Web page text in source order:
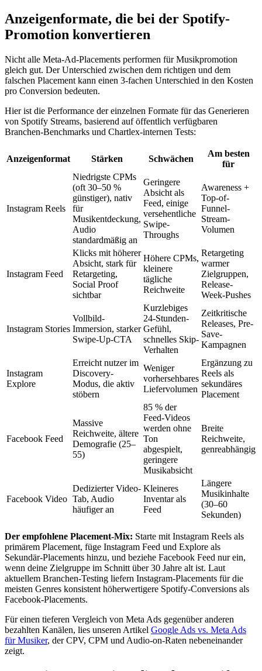
Anzeigenformate, die bei der Spotify-
Promotion konvertieren
Nicht alle Meta-Ad-Placements performen für Musikpromotion
gleich gut. Der Unterschied zwischen dem richtigen und dem
falschen Placement kann einen 3-fachen Unterschied in den Kosten
pro Conversion bedeuten.
Hier ist die Performance der einzelnen Formate für das Generieren
von Spotify Streams, basierend auf öffentlich verfügbaren
Branchen-Benchmarks und Chartlex-internen Tests:
Anzeigenformat Stärken Schwächen
Am besten
für
Instagram Reels
Niedrigste CPMs
(oft 30–50 %
günstiger), nativ
für
Musikentdeckung,
Audio
standardmäßig an
Geringere
Absicht als
Feed, einige
versehentliche
Swipe-
Throughs
Awareness +
Top-of-
Funnel-
Stream-
Volumen
Instagram Feed
Klicks mit höherer
Absicht, stark für
Retargeting,
Social Proof
sichtbar
Höhere CPMs,
kleinere
tägliche
Reichweite
Retargeting
warmer
Zielgruppen,
Release-
Week-Pushes
Instagram Stories
Vollbild-
Immersion, starker
Swipe-Up-CTA
Kurzlebiges
24-Stunden-
Gefühl,
schnelles Skip-
Verhalten
Zeitkritische
Releases, Pre-
Save-
Kampagnen
Instagram
Explore
Erreicht nutzer im
Discovery-
Modus, die aktiv
stöbern
Weniger
vorhersehbares
Liefervolumen
Ergänzung zu
Reels als
sekundäres
Placement
Facebook Feed
Massive
Reichweite, ältere
Demografie (25–
55)
85 % der
Feed-Videos
werden ohne
Ton
abgespielt,
geringere
Musikabsicht
Breite
Reichweite,
genreabhängig
Facebook Video
Dedizierter Video-
Tab, Audio
häufiger an
Kleineres
Inventar als
Feed
Längere
Musikinhalte
(30–60
Sekunden)
Der empfohlene Placement-Mix: Starte mit Instagram Reels als
primärem Placement, füge Instagram Feed und Explore als
Sekundär-Placements hinzu, und beziehe Facebook Feed nur ein,
wenn deine Zielgruppe im Schnitt über 30 Jahre alt ist. Laut
aktuellem Branchen-Testing liefern Instagram-Placements für die
meisten Genres konsistent höherwertigere Spotify-Conversions als
Facebook-Placements.
Für einen tieferen Vergleich von Meta Ads gegenüber anderen
bezahlten Kanälen, lies unseren Artikel Google Ads vs. Meta Ads
für Musiker, der CPV, CPM und Audio-on-Raten nebeneinander
zeigt.